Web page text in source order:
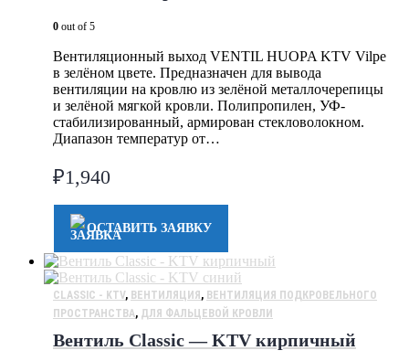
0 out of 5
Вентиляционный выход VENTIL HUOPA KTV Vilpe
в зелёном цвете. Предназначен для вывода
вентиляции на кровлю из зелёной металлочерепицы
и зелёной мягкой кровли. Полипропилен, УФ-
стабилизированный, армирован стекловолокном.
Диапазон температур от…
₽1,940
ОСТАВИТЬ ЗАЯВКУ
CLASSIC - KTV, ВЕНТИЛЯЦИЯ, ВЕНТИЛЯЦИЯ ПОДКРОВЕЛЬНОГО
ПРОСТРАНСТВА, ДЛЯ ФАЛЬЦЕВОЙ КРОВЛИ
Вентиль Classic — KTV кирпичный